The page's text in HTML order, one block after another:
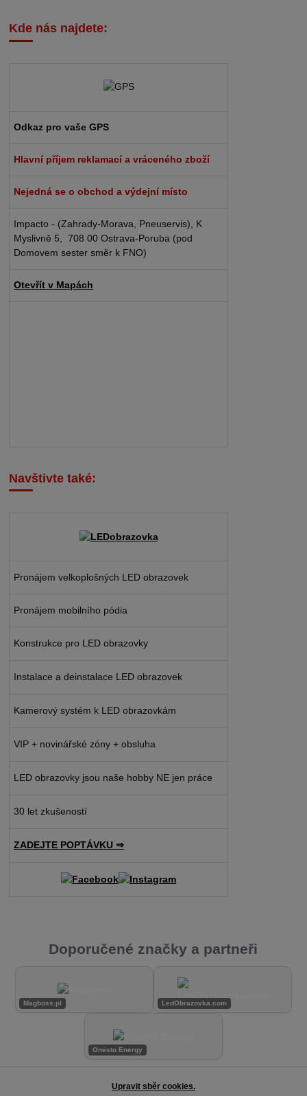
Kde nás najdete:
Odkaz pro vaše GPS
Hlavní příjem reklamací a vráceného zboží
Nejedná se o obchod a výdejní místo
Impacto - (Zahrady-Morava, Pneuservis), K
Myslivně 5, 708 00 Ostrava-Poruba (pod
Domovem sester směr k FNO)
Otevřít v Mapách
Navštivte také:
Pronájem velkoplošných LED obrazovek
Pronájem mobilního pódia
Konstrukce pro LED obrazovky
Instalace a deinstalace LED obrazovek
Kamerový systém k LED obrazovkám
VIP + novinářské zóny + obsluha
LED obrazovky jsou naše hobby NE jen práce
30 let zkušeností
ZADEJTE POPTÁVKU ⇒
Doporučené značky a partneři
Magboss.pl LedObrazovka.com
Onesto Energy
Upravit sběr cookies.